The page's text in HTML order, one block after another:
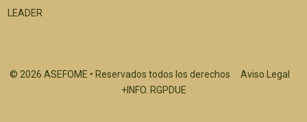
LEADER
© 2026 ASEFOME • Reservados todos los derechos Aviso Legal
+INFO. RGPDUE